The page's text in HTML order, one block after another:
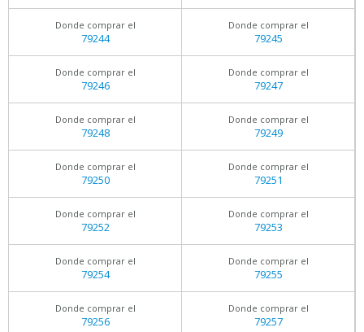
Donde comprar el
79244
Donde comprar el
79245
Donde comprar el
79246
Donde comprar el
79247
Donde comprar el
79248
Donde comprar el
79249
Donde comprar el
79250
Donde comprar el
79251
Donde comprar el
79252
Donde comprar el
79253
Donde comprar el
79254
Donde comprar el
79255
Donde comprar el
79256
Donde comprar el
79257